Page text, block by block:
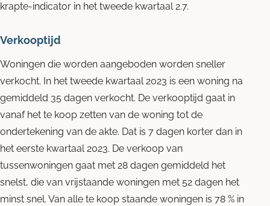
krapte-indicator in het tweede kwartaal 2.7.
Verkooptijd
Woningen die worden aangeboden worden sneller
verkocht. In het tweede kwartaal 2023 is een woning na
gemiddeld 35 dagen verkocht. De verkooptijd gaat in
vanaf het te koop zetten van de woning tot de
ondertekening van de akte. Dat is 7 dagen korter dan in
het eerste kwartaal 2023. De verkoop van
tussenwoningen gaat met 28 dagen gemiddeld het
snelst, die van vrijstaande woningen met 52 dagen het
minst snel. Van alle te koop staande woningen is 78 % in